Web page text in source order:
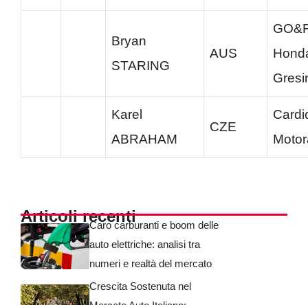
Bryan
STARING
AUS
Karel
ABRAHAM
CZE
Articoli recentiCaro carburanti e boom delle
auto elettriche: analisi tra
numeri e realtà del mercato
Crescita Sostenuta nel